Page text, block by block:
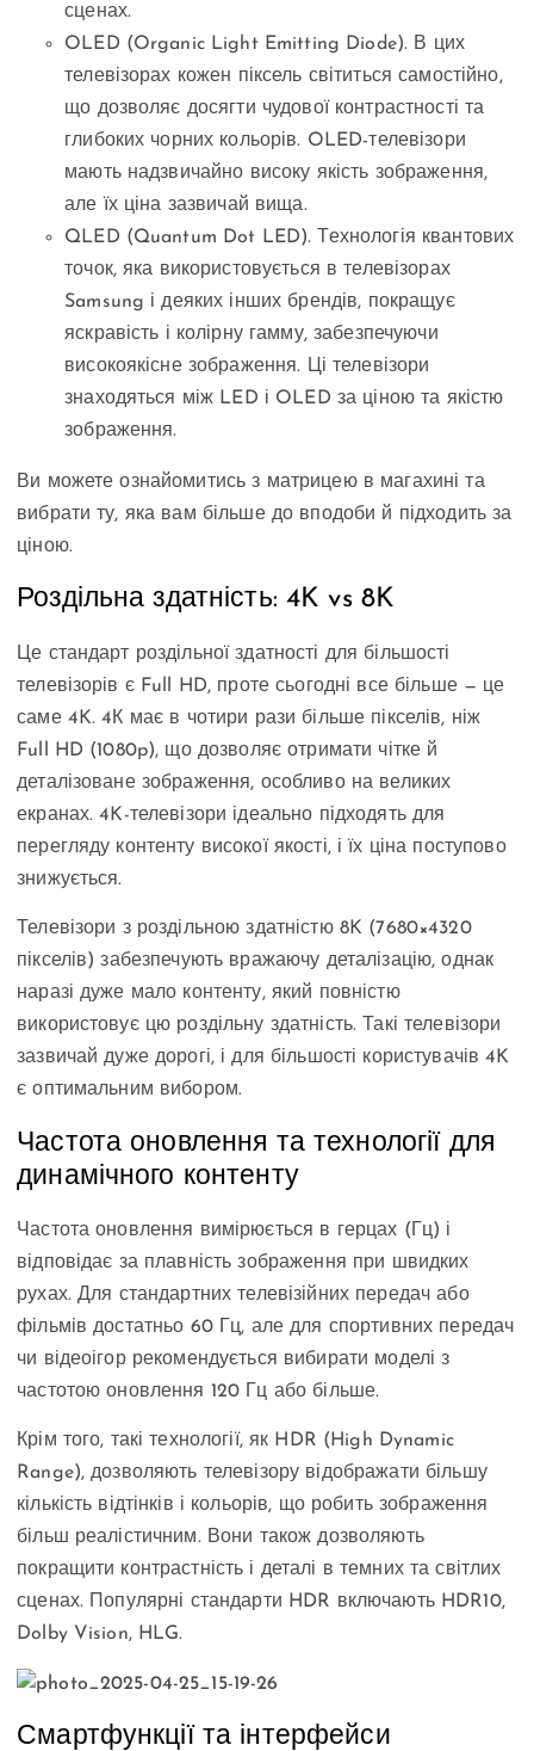
сценах.
OLED (Organic Light Emitting Diode). В цих
телевізорах кожен піксель світиться самостійно,
що дозволяє досягти чудової контрастності та
глибоких чорних кольорів. OLED-телевізори
мають надзвичайно високу якість зображення,
але їх ціна зазвичай вища.
QLED (Quantum Dot LED). Технологія квантових
точок, яка використовується в телевізорах
Samsung і деяких інших брендів, покращує
яскравість і колірну гамму, забезпечуючи
високоякісне зображення. Ці телевізори
знаходяться між LED і OLED за ціною та якістю
зображення.
Ви можете ознайомитись з матрицею в магахині та
вибрати ту, яка вам більше до вподоби й підходить за
ціною.
Роздільна здатність: 4K vs 8K
Це стандарт роздільної здатності для більшості
телевізорів є Full HD, проте сьогодні все більше — це
саме 4K. 4К має в чотири рази більше пікселів, ніж
Full HD (1080p), що дозволяє отримати чітке й
деталізоване зображення, особливо на великих
екранах. 4K-телевізори ідеально підходять для
перегляду контенту високої якості, і їх ціна поступово
знижується.
Телевізори з роздільною здатністю 8K (7680×4320
пікселів) забезпечують вражаючу деталізацію, однак
наразі дуже мало контенту, який повністю
використовує цю роздільну здатність. Такі телевізори
зазвичай дуже дорогі, і для більшості користувачів 4K
є оптимальним вибором.
Частота оновлення та технології для
динамічного контенту
Частота оновлення вимірюється в герцах (Гц) і
відповідає за плавність зображення при швидких
рухах. Для стандартних телевізійних передач або
фільмів достатньо 60 Гц, але для спортивних передач
чи відеоігор рекомендується вибирати моделі з
частотою оновлення 120 Гц або більше.
Крім того, такі технології, як HDR (High Dynamic
Range), дозволяють телевізору відображати більшу
кількість відтінків і кольорів, що робить зображення
більш реалістичним. Вони також дозволяють
покращити контрастність і деталі в темних та світлих
сценах. Популярні стандарти HDR включають HDR10,
Dolby Vision, HLG.
Смартфункції та інтерфейси